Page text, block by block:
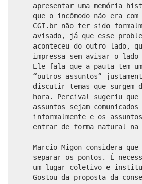
apresentar uma memória
que o incômodo não era
CGI.br não ter sido
avisado, já que esse
aconteceu do outro lado,
impressa sem avisar o lado
Ele fala que a pauta tem
“outros assuntos”
discutir temas que surgem
hora. Percival sugeriu
assuntos sejam comunicados
informalmente e os assuntos
entrar de forma natural na
Marcio Migon considera
separar os pontos. É
um lugar coletivo e
Gostou da proposta da